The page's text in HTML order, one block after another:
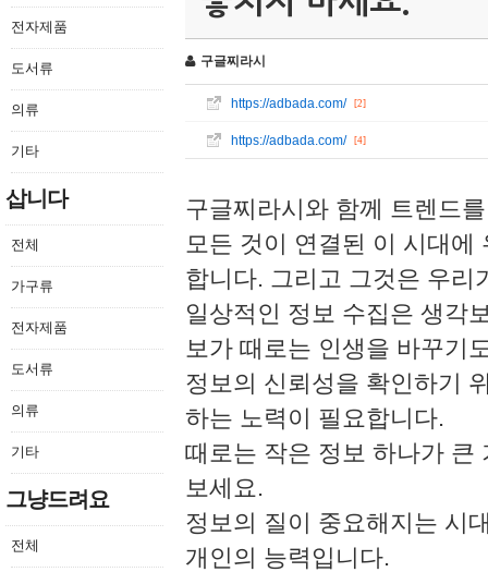
전자제품
도서류
의류
기타
삽니다
전체
가구류
전자제품
도서류
의류
기타
그냥드려요
전체
구글찌라시
https://adbada.com/ [2]
https://adbada.com/ [4]
구글찌라시와 함께 트렌드
모든 것이 연결된 이 시대에
합니다. 그리고 그것은 우리
일상적인 정보 수집은 생각
보가 때로는 인생을 바꾸기
정보의 신뢰성을 확인하기
하는 노력이 필요합니다.
때로는 작은 정보 하나가 큰
보세요.
정보의 질이 중요해지는 시
개인의 능력입니다.